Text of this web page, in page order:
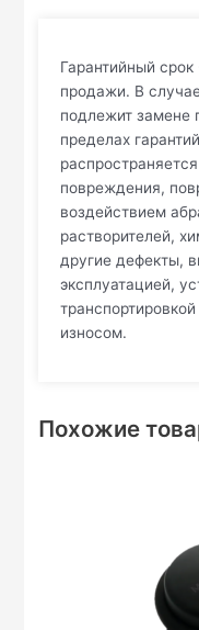
Гарантийный
продажи. В
подлежит замене
пределах
повреждения,
воздействием
растворителей,
другие дефекты,
эксплуатацией,
износом.
Похожие